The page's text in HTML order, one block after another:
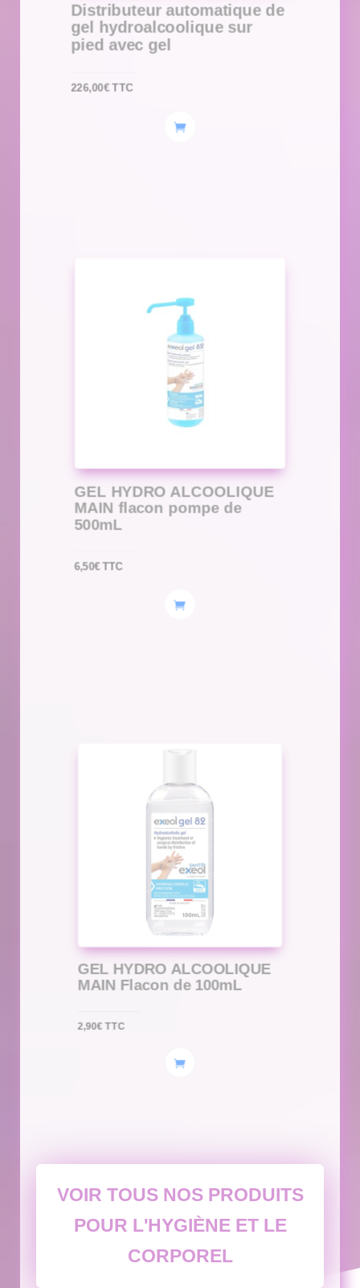
Distributeur automatique de
gel hydroalcoolique sur
pied avec gel
226,00€ TTC
GEL HYDRO ALCOOLIQUE
MAIN flacon pompe de
500mL
6,50€ TTC
GEL HYDRO ALCOOLIQUE
MAIN Flacon de 100mL
2,90€ TTC
VOIR TOUS NOS PRODUITS
POUR L'HYGIÈNE ET LE
CORPOREL